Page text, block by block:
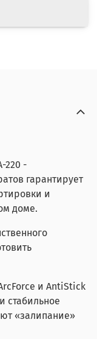
220 -
гарантирует
и
доме.
и AntiStick
стабильное
«залипание»